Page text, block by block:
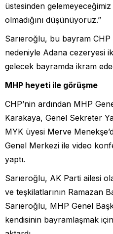
üstesinden gelemeyeceğimiz
olmadığını düşünüyoruz.”
Sarıeroğlu, bu bayram
nedeniyle Adana cezeryesi
gelecek bayramda ikram
MHP heyeti ile görüşme
CHP’nin ardından MHP
Karakaya, Genel Sekreter
MYK üyesi Merve
Genel Merkezi ile video
yaptı.
Sarıeroğlu, AK Parti ailesi
ve teşkilatlarının Ramazan
Sarıeroğlu, MHP Genel
kendisinin bayramlaşmak